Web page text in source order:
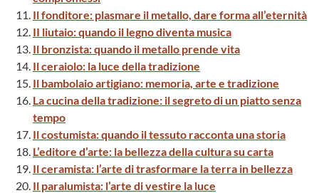
Il fonditore: plasmare il metallo, dare forma all’eternità
II liutaio: quando il legno diventa musica
Il bronzista: quando il metallo prende vita
Il ceraiolo: la luce della tradizione
Il bambolaio artigiano: memoria, arte e tradizione
La cucina della tradizione: il segreto di un piatto senza
tempo
Il costumista: quando il tessuto racconta una storia
L’editore d’arte: la bellezza della cultura su carta
Il ceramista: l’arte di trasformare la terra in bellezza
Il paralumista: l’arte di vestire la luce